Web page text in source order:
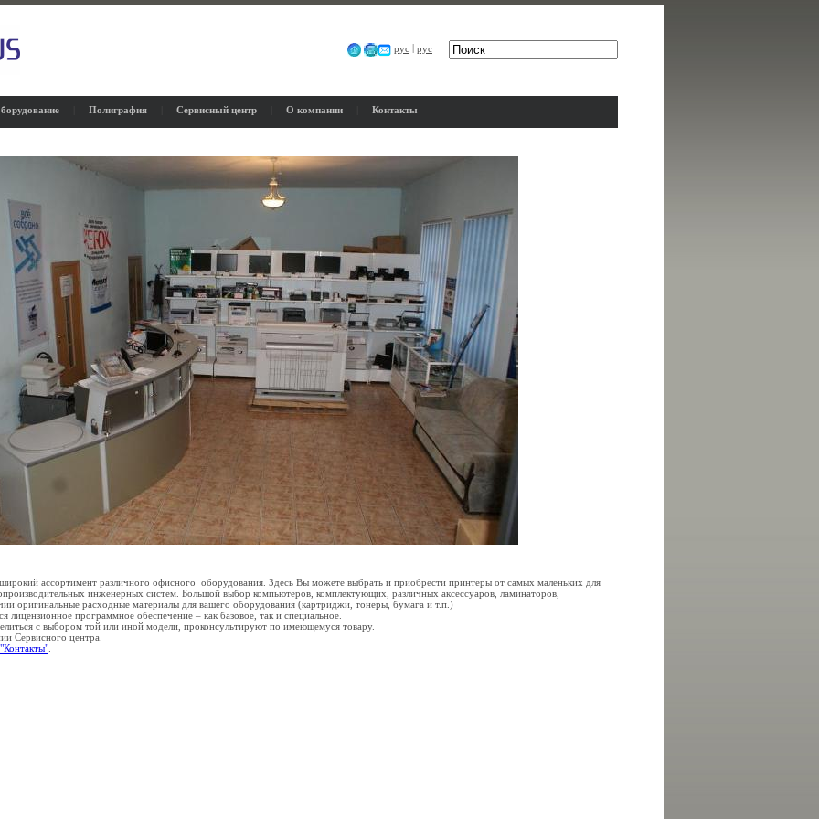
рус | рус
Полиграфия Сервисный центр О компании Контакты
ассортимент различного офисного оборудования. Здесь Вы можете выбрать и приобрести принтеры от самых маленьких для
инженерных систем. Большой выбор компьютеров, комплектующих, различных аксессуаров, ламинаторов,
оригинальные расходные материалы для вашего оборудования (картриджи, тонеры, бумага и т.п.)
лицензионное программное обеспечение – как базовое, так и специальное.
с выбором той или иной модели, проконсультируют по имеющемуся товару.
Сервисного центра.
"Контакты"